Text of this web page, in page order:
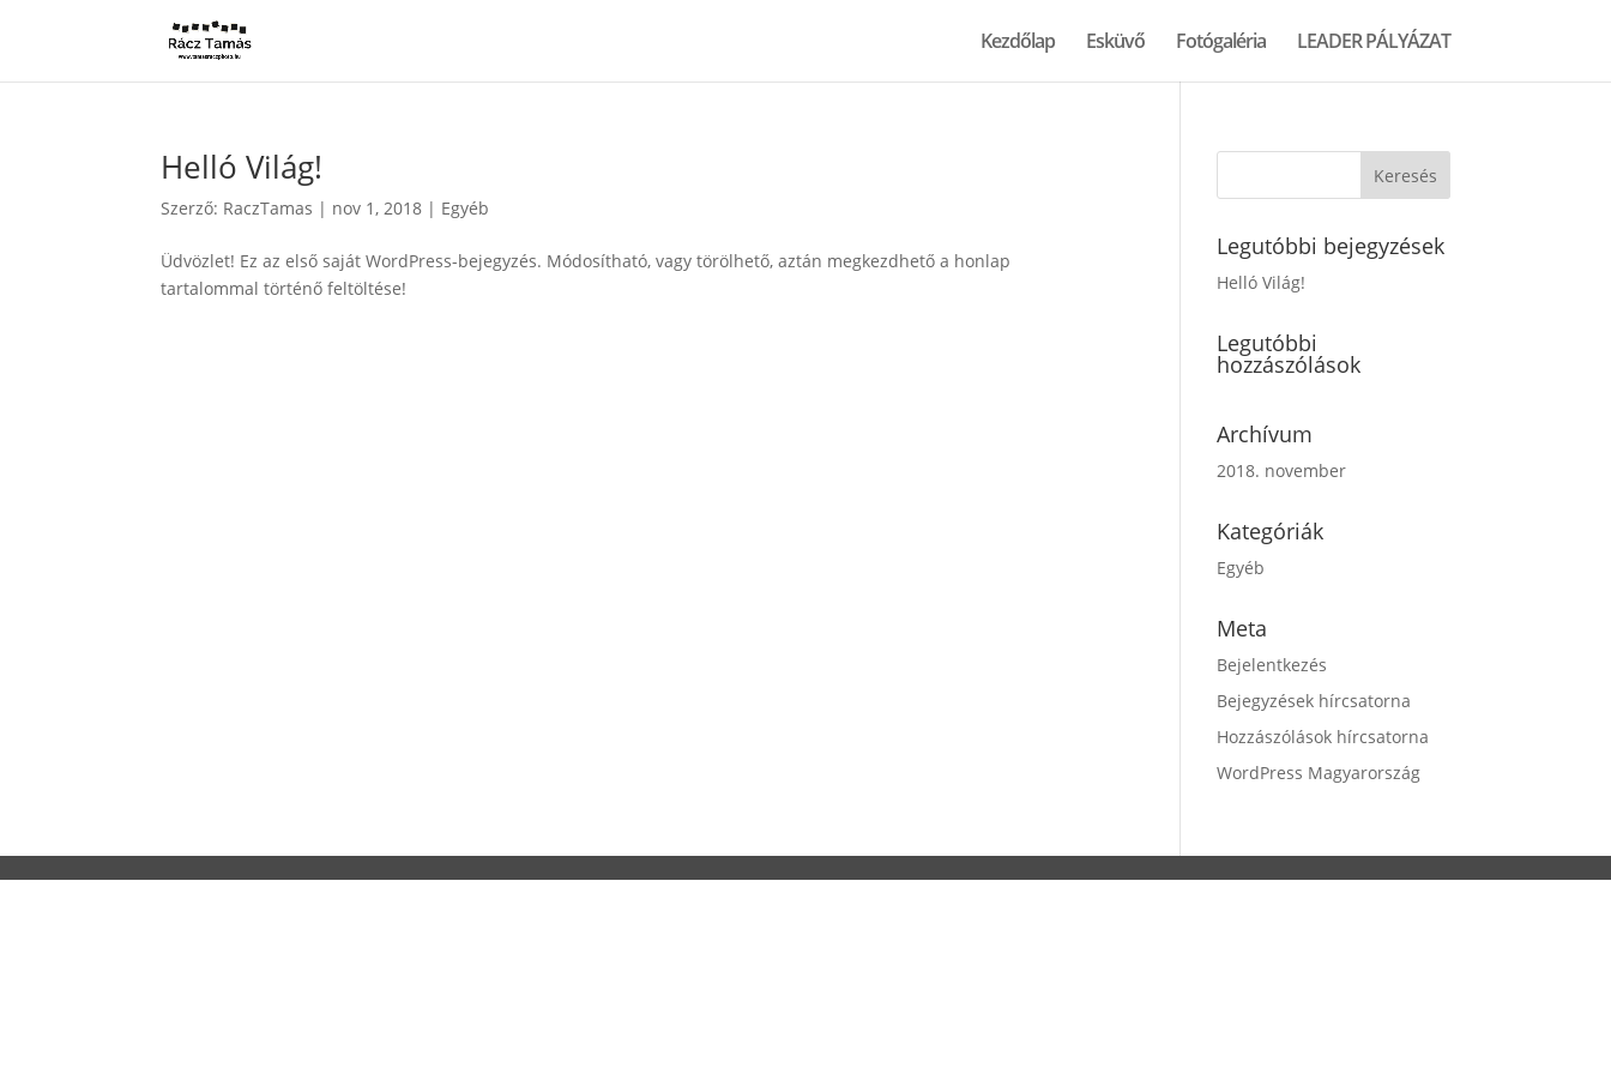
Kezdőlap Esküvő Fotógaléria LEADER PÁLYÁZAT
Helló Világ!
Szerző: RaczTamas | nov 1, 2018 | Egyéb
Üdvözlet! Ez az első saját WordPress-bejegyzés. Módosítható, vagy törölhető, aztán megkezdhető a honlap
tartalommal történő feltöltése!
Legutóbbi bejegyzések
Helló Világ!
Legutóbbi
hozzászólások
Archívum
2018. november
Kategóriák
Egyéb
Meta
Bejelentkezés
Bejegyzések hírcsatorna
Hozzászólások hírcsatorna
WordPress Magyarország